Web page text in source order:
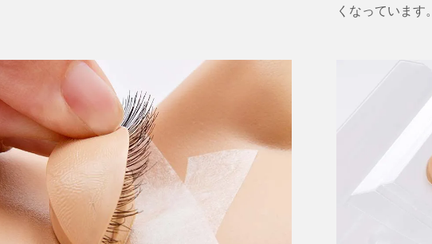
くなっています。